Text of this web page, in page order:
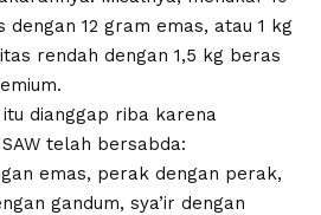
dengan 12 gram emas, atau 1 kg
rendah dengan 1,5 kg beras
itu dianggap riba karena
telah bersabda:
emas, perak dengan perak,
gandum, sya’ir dengan